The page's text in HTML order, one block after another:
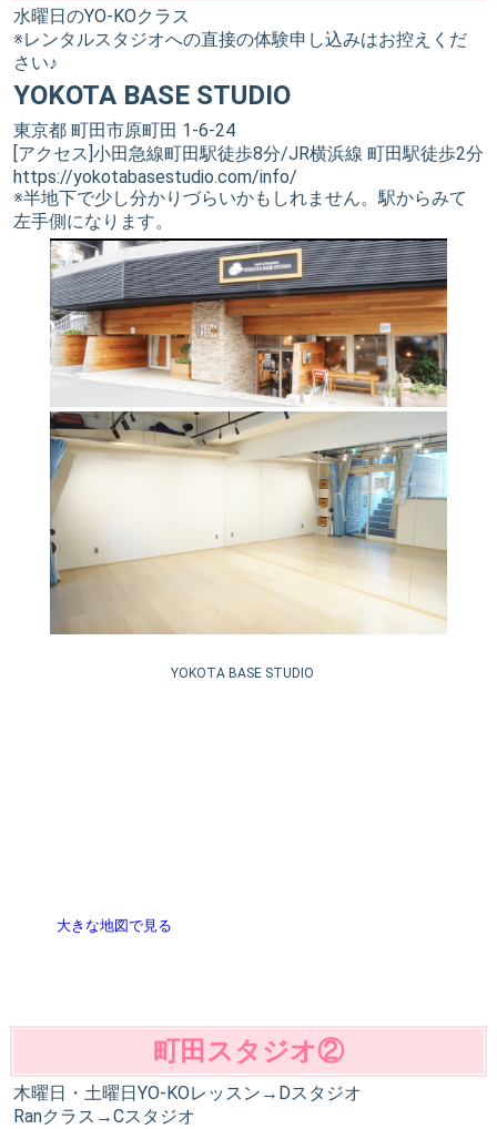
水曜日のYO-KOクラス
※レンタルスタジオへの直接の体験申し込みはお控えくだ
さい♪
YOKOTA BASE STUDIO
東京都 町田市原町田 1-6-24
[アクセス]小田急線町田駅徒歩8分/JR横浜線 町田駅徒歩2分
https://yokotabasestudio.com/info/
※半地下で少し分かりづらいかもしれません。駅からみて
左手側になります。
YOKOTA BASE STUDIO
大きな地図で見る
町田スタジオ②
木曜日・土曜日YO-KOレッスン→Dスタジオ
Ranクラス→Cスタジオ